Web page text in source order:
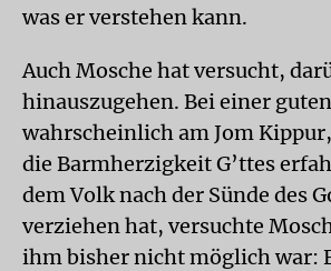
was er verstehen kann.
Auch Mosche hat versucht,
hinauszugehen. Bei einer
wahrscheinlich am Jom
die Barmherzigkeit G’ttes
dem Volk nach der Sünde des
verziehen hat, versuchte
ihm bisher nicht möglich war: